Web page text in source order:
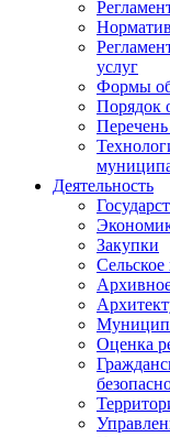
услуг
Формы
Порядок
Деятельность
Закупки
Сельское
Оценка